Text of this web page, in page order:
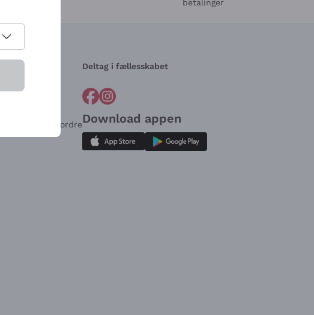
betalinger
for ordre
Deltag i fællesskabet
Download appen